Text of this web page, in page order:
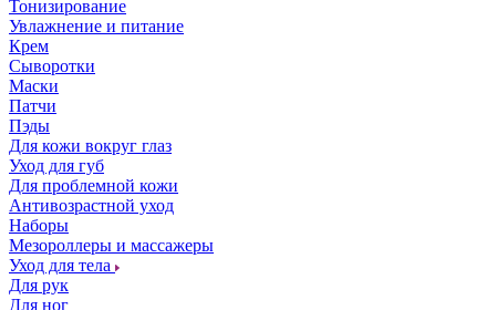
Тонизирование
Увлажнение и питание
Крем
Сыворотки
Маски
Патчи
Пэды
Для кожи вокруг глаз
Уход для губ
Для проблемной кожи
Антивозрастной уход
Наборы
Мезороллеры и массажеры
Уход для тела
Для рук
Для ног